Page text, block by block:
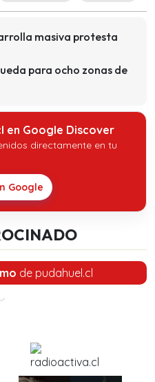
masiva protesta
para ocho zonas de
en Google Discover
directamente en tu
Google
de pudahuel.cl